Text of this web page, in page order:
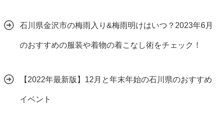
石川県金沢市の梅雨入り&梅雨明けはいつ？2023年6月
のおすすめの服装や着物の着こなし術をチェック！
【2022年最新版】12月と年末年始の石川県のおすすめ
イベント